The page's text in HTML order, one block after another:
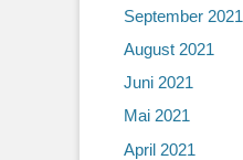
September 2021
August 2021
Juni 2021
Mai 2021
April 2021